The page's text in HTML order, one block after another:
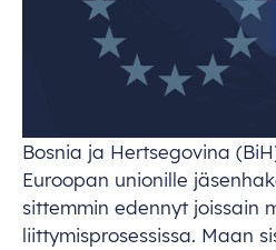
Bosnia ja Hertsegovina
Euroopan unionille
sittemmin edennyt joissain
liittymisprosessissa. Maan